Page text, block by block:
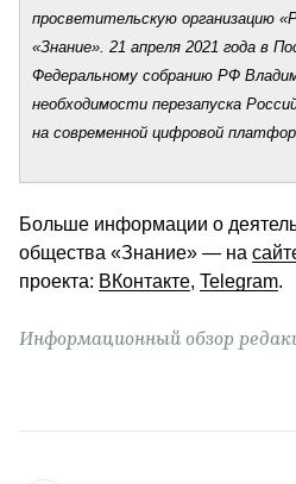
просветительскую организацию
«Знание». 21 апреля 2021 года в
Федеральному собранию РФ
необходимости перезапуска
на современной цифровой
Больше информации о
общества «Знание» — на
проекта: ВКонтакте, Telegram.
Информационный обзор